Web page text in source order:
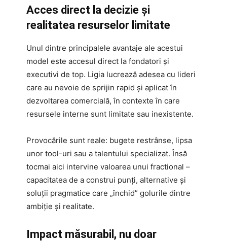
Acces direct la decizie și
realitatea resurselor limitate
Unul dintre principalele avantaje ale acestui
model este accesul direct la fondatori și
executivi de top. Ligia lucrează adesea cu lideri
care au nevoie de sprijin rapid și aplicat în
dezvoltarea comercială, în contexte în care
resursele interne sunt limitate sau inexistente.
Provocările sunt reale: bugete restrânse, lipsa
unor tool-uri sau a talentului specializat. Însă
tocmai aici intervine valoarea unui fractional –
capacitatea de a construi punți, alternative și
soluții pragmatice care „închid” golurile dintre
ambiție și realitate.
Impact măsurabil, nu doar